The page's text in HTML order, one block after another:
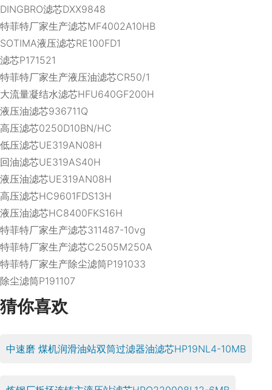
DINGBRO滤芯DXX9848
特菲特厂家生产滤芯MF4002A10HB
SOTIMA液压滤芯RE100FD1
滤芯P171521
特菲特厂家生产液压油滤芯CR50/1
大流量凝结水滤芯HFU640GF200H
液压油滤芯936711Q
高压滤芯0250D10BN/HC
低压滤芯UE319AN08H
回油滤芯UE319AS40H
液压油滤芯UE319AN08H
高压滤芯HC9601FDS13H
液压油滤芯HC8400FKS16H
特菲特厂家生产滤芯311487-10vg
特菲特厂家生产滤芯C2505M250A
特菲特厂家生产除尘滤筒P191033
除尘滤筒P191107
猜你喜欢
中速磨 煤机润滑油站双筒过滤器油滤芯HP19NL4-10MB